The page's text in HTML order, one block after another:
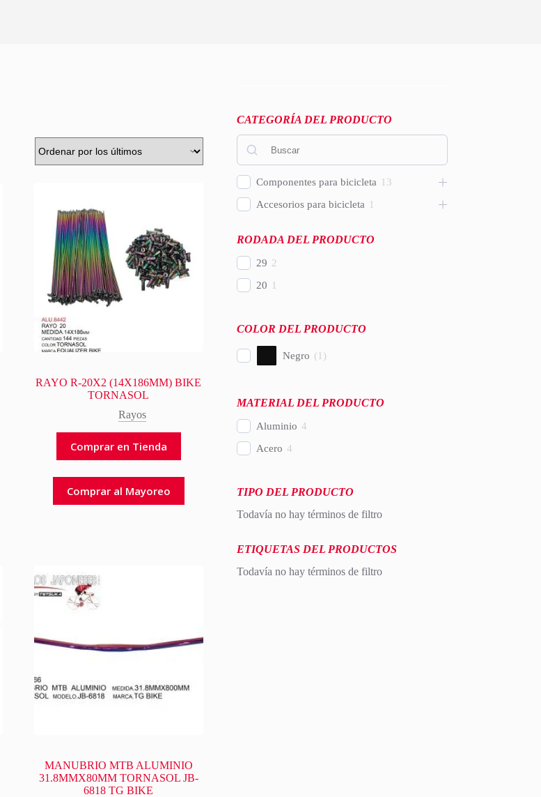
RAYO R-20X2 (14X186MM) BIKE
TORNASOL
Rayos
Comprar en Tienda
Comprar al Mayoreo
MANUBRIO MTB ALUMINIO
31.8MMX80MM TORNASOL JB-
6818 TG BIKE
CATEGORÍA DEL PRODUCTO
Componentes para bicicleta
13
Accesorios para bicicleta
1
RODADA DEL PRODUCTO
29 2
20
1
COLOR DEL PRODUCTO
Negro ( 1 )
MATERIAL DEL PRODUCTO
Aluminio 4
Acero 4
TIPO DEL PRODUCTO
Todavía no hay términos de filtro
ETIQUETAS DEL PRODUCTOS
Todavía no hay términos de filtro